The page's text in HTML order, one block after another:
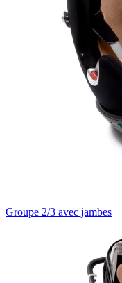
Groupe 2/3 avec jambes